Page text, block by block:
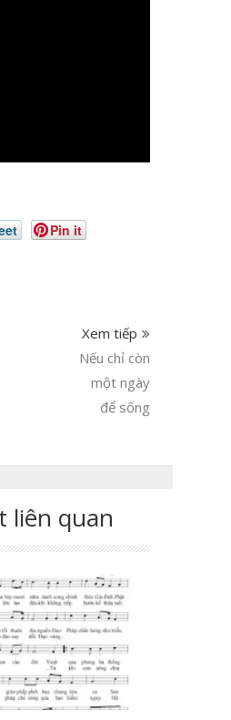
Pin it
Xem tiếp
Nếu chỉ còn
một ngày
để sống
liên quan